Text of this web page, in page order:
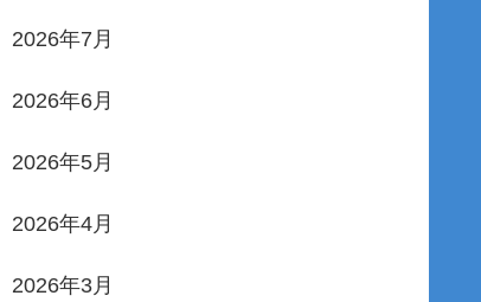
2026年7月
2026年6月
2026年5月
2026年4月
2026年3月